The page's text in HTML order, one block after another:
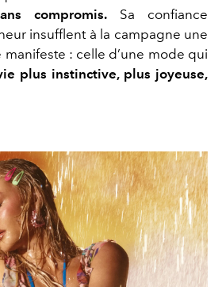
compromis. Sa confiance
insufflent à la campagne une
: celle d’une mode qui
plus instinctive, plus joyeuse,